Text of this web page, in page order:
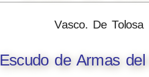
Vasco. De Tolosa
Escudo de Armas